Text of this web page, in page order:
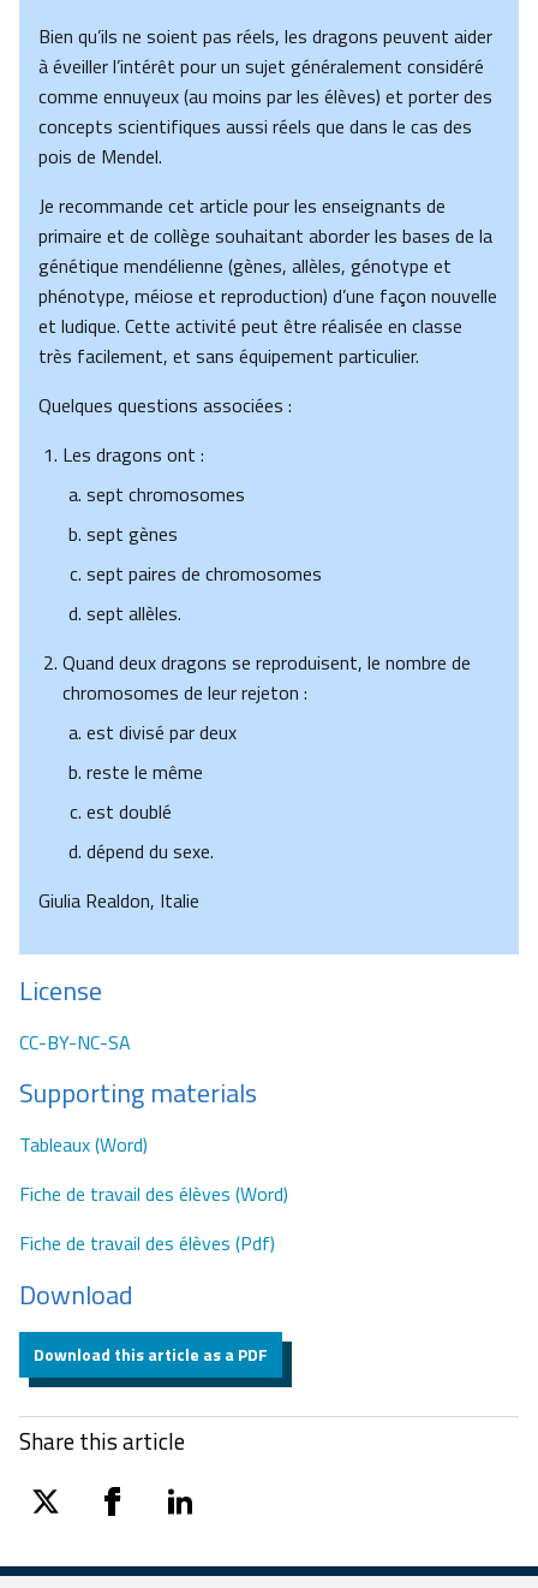
Bien qu’ils ne soient pas réels, les dragons peuvent aider
à éveiller l’intérêt pour un sujet généralement considéré
comme ennuyeux (au moins par les élèves) et porter des
concepts scientifiques aussi réels que dans le cas des
pois de Mendel.
Je recommande cet article pour les enseignants de
primaire et de collège souhaitant aborder les bases de la
génétique mendélienne (gènes, allèles, génotype et
phénotype, méiose et reproduction) d’une façon nouvelle
et ludique. Cette activité peut être réalisée en classe
très facilement, et sans équipement particulier.
Quelques questions associées :
Les dragons ont :
sept chromosomes
sept gènes
sept paires de chromosomes
sept allèles.
Quand deux dragons se reproduisent, le nombre de
chromosomes de leur rejeton :
est divisé par deux
reste le même
est doublé
dépend du sexe.
Giulia Realdon, Italie
License
CC-BY-NC-SA
Supporting materials
Tableaux (Word)
Fiche de travail des élèves (Word)
Fiche de travail des élèves (Pdf)
Download
Download this article as a PDF
Share this article
twitter facebooklinkedin